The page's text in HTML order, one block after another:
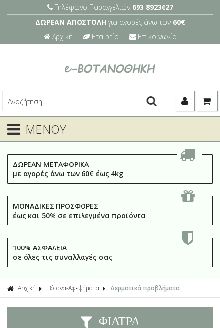
Τηλέφωνο Παραγγελιών 693 8923627
ΔΩΡΕΑΝ ΑΠΟΣΤΟΛΗ για αγορές άνω των 60€
Αρχική
Εταιρεία Επικοινωνία
ΜΕΝΟΥ
ΔΩΡΕΑΝ ΜΕΤΑΦΟΡΙΚΑ
με αγορές άνω των 60€ έως 4kg
ΜΟΝΑΔΙΚΕΣ ΠΡΟΣΦΟΡΕΣ
έως και 50% σε επιλεγμένα προϊόντα
100% ΑΣΦΑΛΕΙΑ
σε όλες τις συναλλαγές σας
Αρχική Βότανα-Αφεψήματα Δερματικά προβλήματα
ΦΙΛΤΡΑ